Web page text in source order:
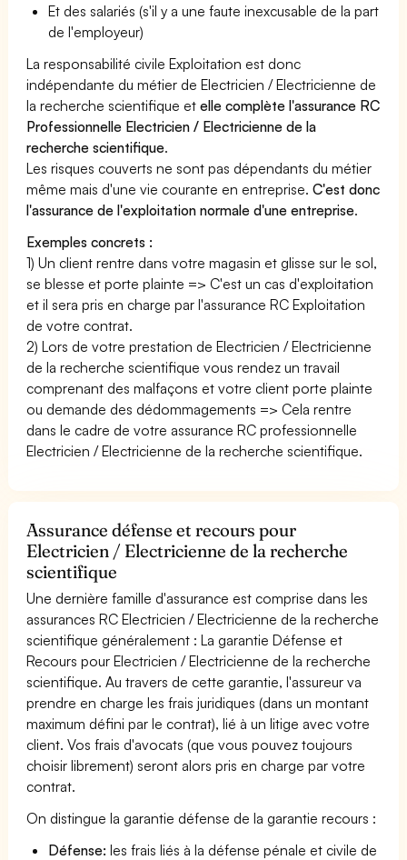
Et des salariés (s'il y a une faute inexcusable de la part
de l'employeur)
La responsabilité civile Exploitation est donc
indépendante du métier de Electricien / Electricienne de
la recherche scientifique etelle complète l'assurance RC
Professionnelle Electricien / Electricienne de la
recherche scientifique.
Les risques couverts ne sont pas dépendants du métier
même mais d'une vie courante en entreprise.C'est donc
l'assurance de l'exploitation normale d'une entreprise.
Exemples concrets :
1) Un client rentre dans votre magasin et glisse sur le sol,
se blesse et porte plainte => C'est un cas d'exploitation
et il sera pris en charge par l'assurance RC Exploitation
de votre contrat.
2) Lors de votre prestation de Electricien / Electricienne
de la recherche scientifique vous rendez un travail
comprenant des malfaçons et votre client porte plainte
ou demande des dédommagements => Cela rentre
dans le cadre de votre assurance RC professionnelle
Electricien / Electricienne de la recherche scientifique.
Assurance défense et recours pour
Electricien / Electricienne de la recherche
scientifique
Une dernière famille d'assurance est comprise dans les
assurances RC Electricien / Electricienne de la recherche
scientifique généralement : La garantie Défense et
Recours pour Electricien / Electricienne de la recherche
scientifique. Au travers de cette garantie, l'assureur va
prendre en charge les frais juridiques (dans un montant
maximum défini par le contrat), lié à un litige avec votre
client. Vos frais d'avocats (que vous pouvez toujours
choisir librement) seront alors pris en charge par votre
contrat.
On distingue la garantie défense de la garantie recours :
Défense: les frais liés à la défense pénale et civile de